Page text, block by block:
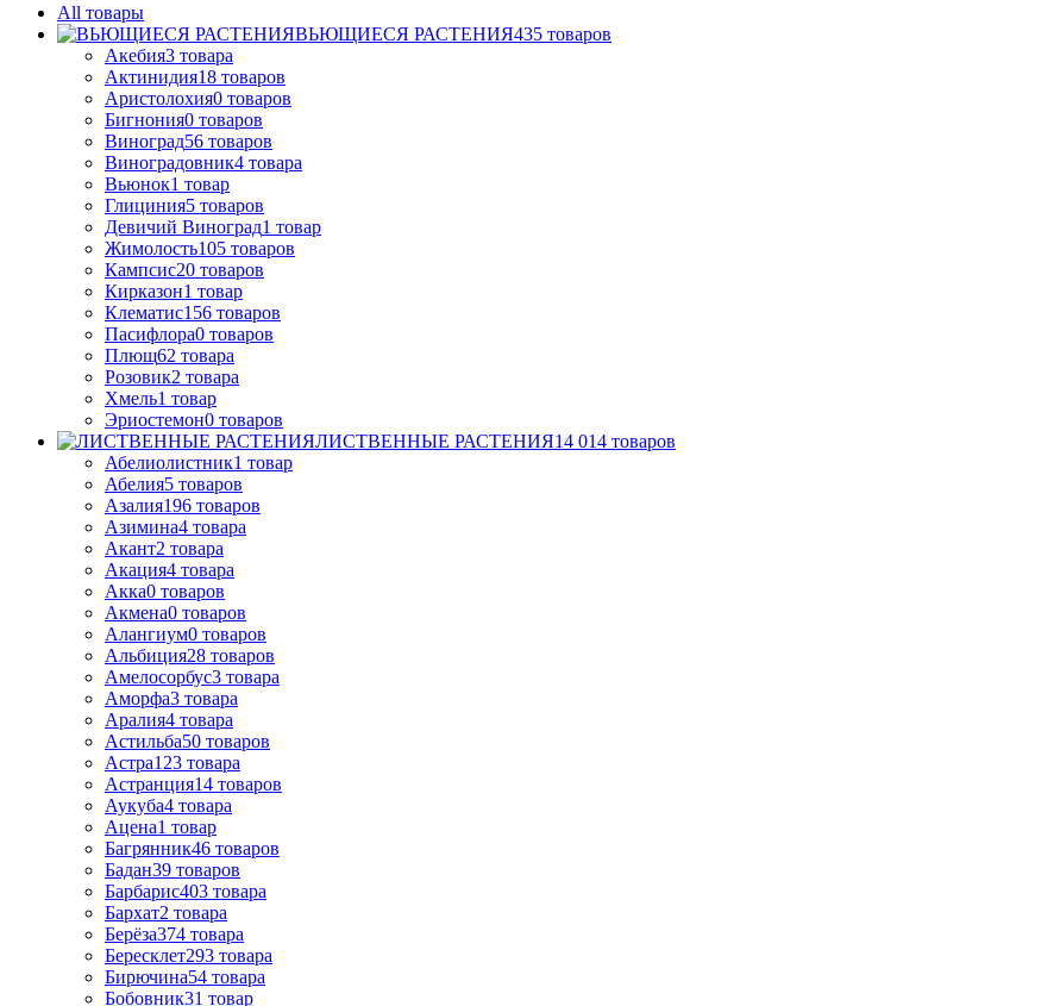
All товары
ВЬЮЩИЕСЯ РАСТЕНИЯ435 товаров
Акебия3 товара
Актинидия18 товаров
Аристолохия0 товаров
Бигнония0 товаров
Виноград56 товаров
Виноградовник4 товара
Вьюнок1 товар
Глициния5 товаров
Девичий Виноград1 товар
Жимолость105 товаров
Кампсис20 товаров
Кирказон1 товар
Клематис156 товаров
Пасифлора0 товаров
Плющ62 товара
Розовик2 товара
Хмель1 товар
Эриостемон0 товаров
ЛИСТВЕННЫЕ РАСТЕНИЯ14 014 товаров
Абелиолистник1 товар
Абелия5 товаров
Азалия196 товаров
Азимина4 товара
Акант2 товара
Акация4 товара
Акка0 товаров
Акмена0 товаров
Алангиум0 товаров
Альбиция28 товаров
Амелосорбус3 товара
Аморфа3 товара
Аралия4 товара
Астильба50 товаров
Астра123 товара
Астранция14 товаров
Аукуба4 товара
Ацена1 товар
Багрянник46 товаров
Бадан39 товаров
Барбарис403 товара
Бархат2 товара
Берёза374 товара
Бересклет293 товара
Бирючина54 товара
Бобовник31 товар